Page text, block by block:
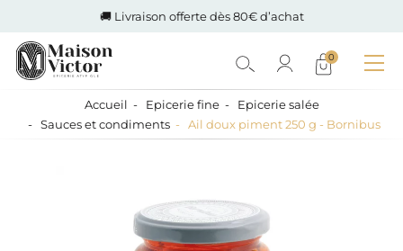
🚚 Livraison offerte dès 80€ d’achat
0
Accueil Epicerie fine
Epicerie salée
Sauces et condiments
Ail doux piment 250 g - Bornibus